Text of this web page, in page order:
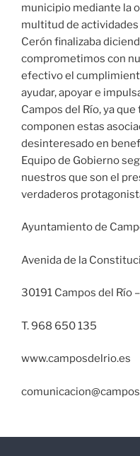
municipio mediante la
multitud de actividades
Cerón finalizaba
comprometimos con
efectivo el
ayudar, apoyar e
Campos del Río, ya
componen estas
desinteresado en
Equipo de Gobierno
nuestros que son el
verdaderos
Ayuntamiento de
Avenida de la
30191 Campos del Río
T. 968 650 135
www.camposdelrio.es